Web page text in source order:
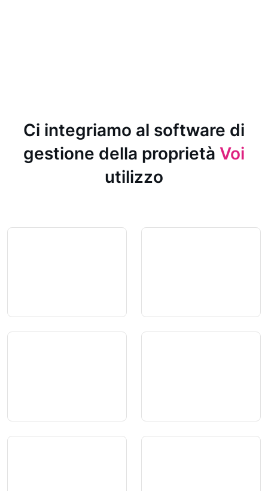
Ci integriamo al software di
gestione della proprietà Voi
utilizzo